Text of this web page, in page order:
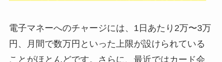
電子マネーへのチャージには、1日あたり2万〜3万
円、月間で数万円といった上限が設けられている
ことがほとんどです。さらに、最近ではカード会